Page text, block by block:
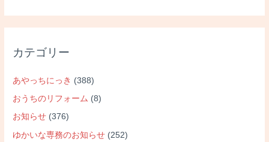
カテゴリー
あやっちにっき (388)
おうちのリフォーム (8)
お知らせ (376)
ゆかいな専務のお知らせ (252)